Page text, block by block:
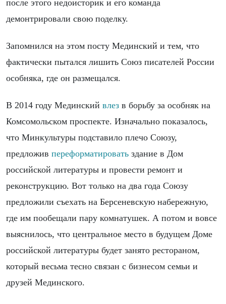
после этого недоисторик и его команда
демонтрировали свою поделку.
Запомнился на этом посту Мединский и тем, что
фактически пытался лишить Союз писателей России
особняка, где он размещался.
В 2014 году Мединский влез в борьбу за особняк на
Комсомольском проспекте. Изначально показалось,
что Минкультуры подставило плечо Союзу,
предложив переформатировать здание в Дом
российской литературы и провести ремонт и
реконструкцию. Вот только на два года Союзу
предложили съехать на Берсеневскую набережную,
где им пообещали пару комнатушек. А потом и вовсе
выяснилось, что центральное место в будущем Доме
российской литературы будет занято рестораном,
который весьма тесно связан с бизнесом семьи и
друзей Мединского.